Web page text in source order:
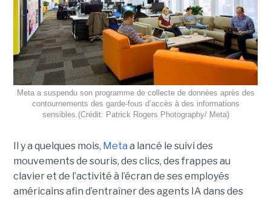
Meta a suspendu son programme de collecte de données après des
contournements des garde-fous d’accès à des informations
sensibles.(Crédit: Patrick Rogers Photography/ Meta)
Il y a quelques mois, Meta a lancé le suivi des
mouvements de souris, des clics, des frappes au
clavier et de l’activité à l’écran de ses employés
américains afin d’entraîner des agents IA dans des